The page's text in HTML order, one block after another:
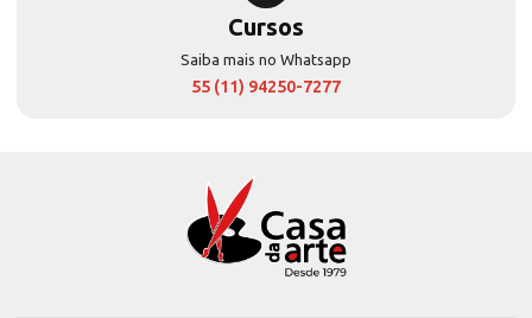
Cursos
Saiba mais no Whatsapp
55 (11) 94250-7277